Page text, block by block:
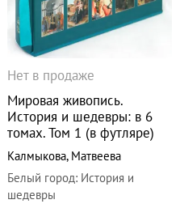
Нет в продаже
Мировая живопись.
История и шедевры: в 6
томах. Том 1 (в футляре)
Калмыкова, Матвеева
Белый город: История и
шедевры